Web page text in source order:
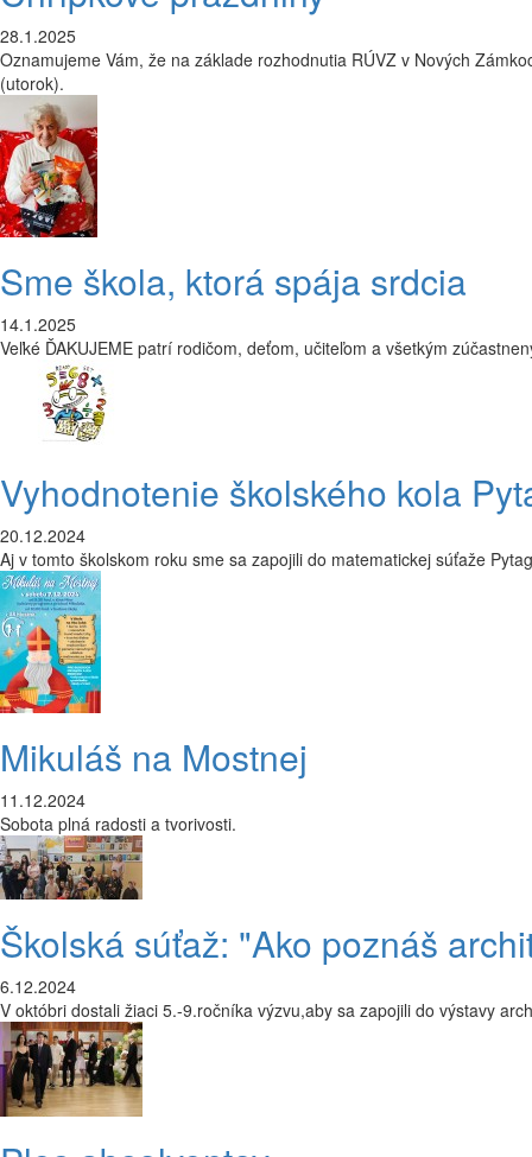
28.1.2025
Oznamujeme Vám, že na základe rozhodnutia RÚVZ v Nových
(utorok).
Sme škola, ktorá spája srdcia
14.1.2025
Veľké ĎAKUJEME patrí rodičom, deťom, učiteľom a všetkým
Vyhodnotenie školského kola
20.12.2024
Aj v tomto školskom roku sme sa zapojili do matematickej súťaže
Mikuláš na Mostnej
11.12.2024
Sobota plná radosti a tvorivosti.
Školská súťaž: "Ako poznáš
6.12.2024
V októbri dostali žiaci 5.-9.ročníka výzvu,aby sa zapojili do výstavy